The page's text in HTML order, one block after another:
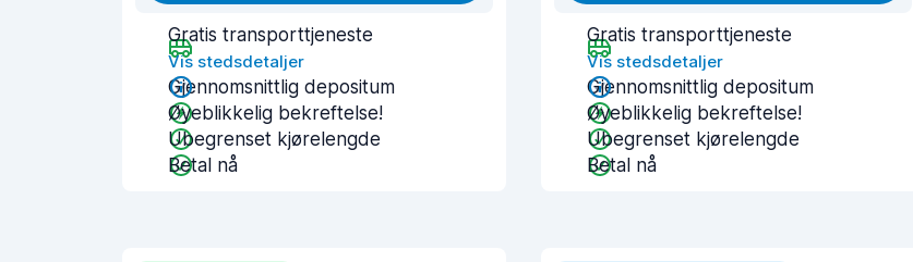
Gratis transporttjeneste
Vis stedsdetaljer
Gjennomsnittlig depositum
Øyeblikkelig bekreftelse!
Ubegrenset kjørelengde
Betal nå
Gratis transporttjeneste
Vis stedsdetaljer
Gjennomsnittlig depositum
Øyeblikkelig bekreftelse!
Ubegrenset kjørelengde
Betal nå